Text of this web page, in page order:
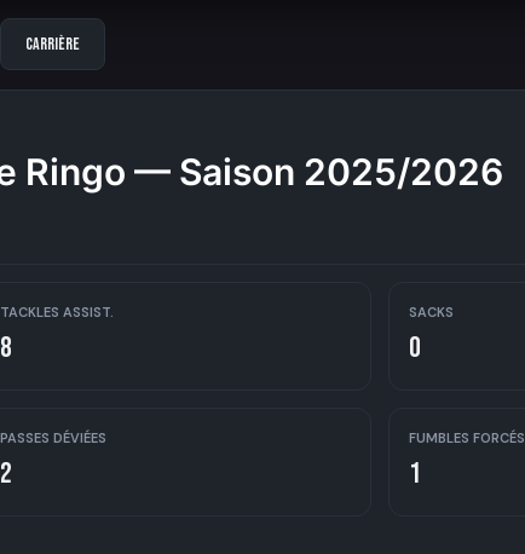
Carrière
Ringo — Saison 2025/2026
TACKLES ASSIST.
8
SACKS
0
PASSES DÉVIÉES
2
FUMBLES FORCÉS
1